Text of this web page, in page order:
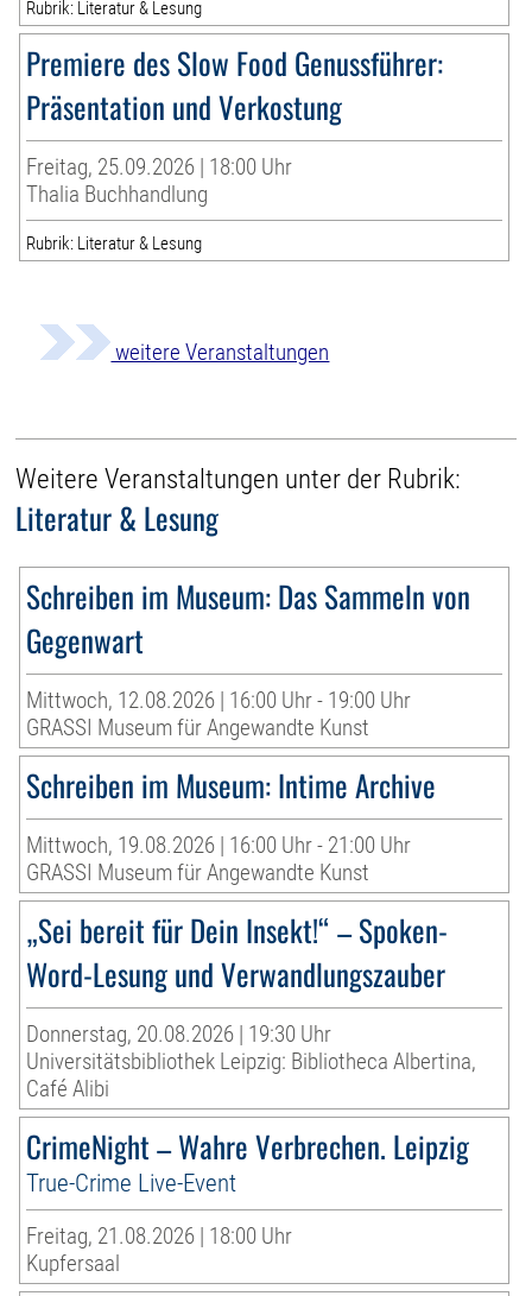
Rubrik: Literatur & Lesung
Premiere des Slow Food Genussführer:
Präsentation und Verkostung
Freitag, 25.09.2026 | 18:00 Uhr
Thalia Buchhandlung
Rubrik: Literatur & Lesung
weitere Veranstaltungen
Weitere Veranstaltungen unter der Rubrik:
Literatur & Lesung
Schreiben im Museum: Das Sammeln von
Gegenwart
Mittwoch, 12.08.2026 | 16:00 Uhr - 19:00 Uhr
GRASSI Museum für Angewandte Kunst
Schreiben im Museum: Intime Archive
Mittwoch, 19.08.2026 | 16:00 Uhr - 21:00 Uhr
GRASSI Museum für Angewandte Kunst
„Sei bereit für Dein Insekt!“ – Spoken-
Word-Lesung und Verwandlungszauber
Donnerstag, 20.08.2026 | 19:30 Uhr
Universitätsbibliothek Leipzig: Bibliotheca Albertina,
Café Alibi
CrimeNight – Wahre Verbrechen. Leipzig
True-Crime Live-Event
Freitag, 21.08.2026 | 18:00 Uhr
Kupfersaal